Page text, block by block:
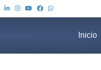
Inicio